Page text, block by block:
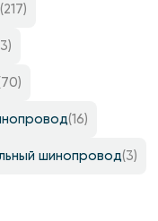
(217)
(16)
шинопровод(3)